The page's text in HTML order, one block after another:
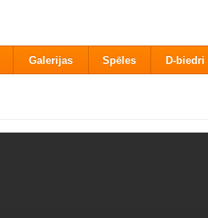
Galerijas Spēles D-biedri